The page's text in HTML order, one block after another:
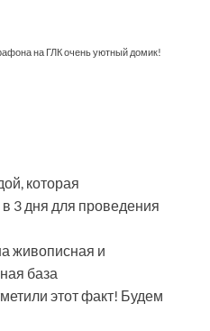
на ГЛК очень уютный домик!
которая
3 дня для проведения
живописная и
база
этот факт! Будем